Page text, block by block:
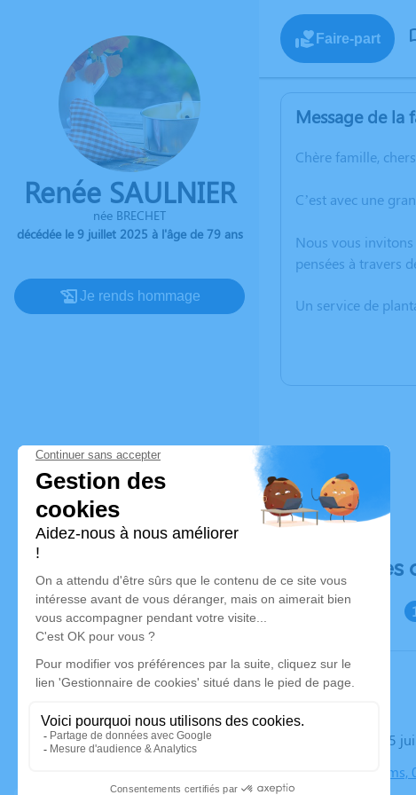
Renée SAULNIER
née BRECHET
décédée le 9 juillet 2025 à l'âge de 79 ans
Je rends hommage
Faire-part
Message de la
Chère famille,
C’est avec une
Nous vous
pensées à travers
Un service de
Déroulé des
Le mardi 15
Eglise